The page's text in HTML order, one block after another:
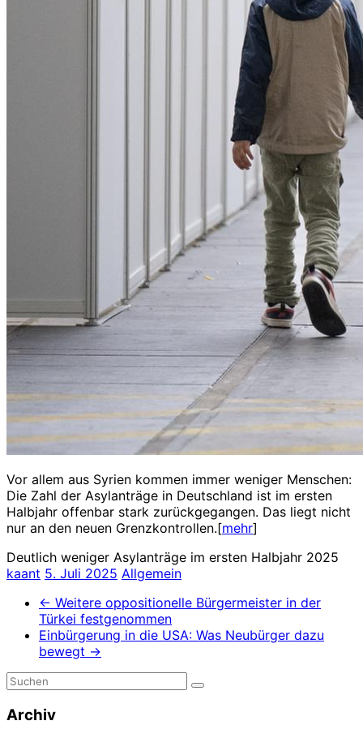
Vor allem aus Syrien kommen immer weniger Menschen:
Die Zahl der Asylanträge in Deutschland ist im ersten
Halbjahr offenbar stark zurückgegangen. Das liegt nicht
nur an den neuen Grenzkontrollen.[mehr]
Deutlich weniger Asylanträge im ersten Halbjahr 2025
kaant 5. Juli 2025 Allgemein
← Weitere oppositionelle Bürgermeister in der
Türkei festgenommen
Einbürgerung in die USA: Was Neubürger dazu
bewegt →
Archiv